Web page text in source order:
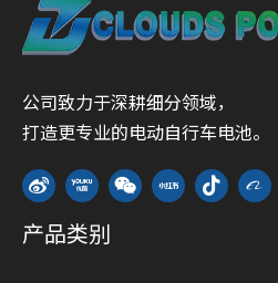
公司致力于深耕细分领域，
打造更专业的电动自行车电池。
产品类别